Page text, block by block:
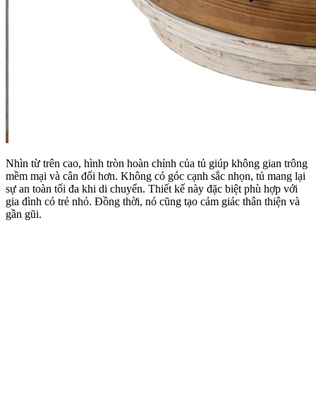
Nhìn từ trên cao, hình tròn hoàn chỉnh của tủ giúp không gian trông
mềm mại và cân đối hơn. Không có góc cạnh sắc nhọn, tủ mang lại
sự an toàn tối đa khi di chuyển. Thiết kế này đặc biệt phù hợp với
gia đình có trẻ nhỏ. Đồng thời, nó cũng tạo cảm giác thân thiện và
gần gũi.